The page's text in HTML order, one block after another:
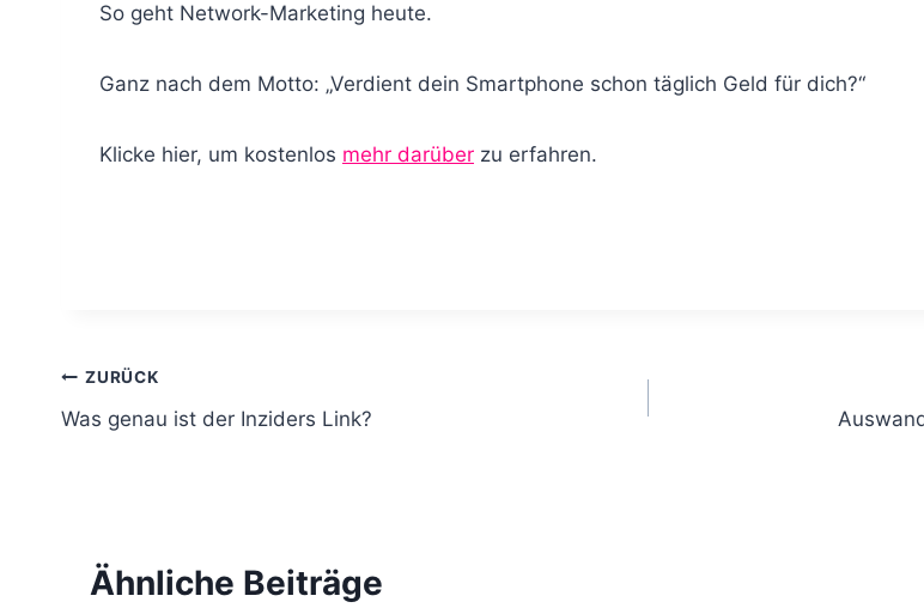
So geht Network-Marketing heute.
Ganz nach dem Motto: „Verdient dein Smartphone schon täglich Geld für dich?“
Klicke hier, um kostenlos mehr darüber zu erfahren.
B
e
ZURÜCK
Was genau ist der Inziders Link?
Ähnliche Beiträge